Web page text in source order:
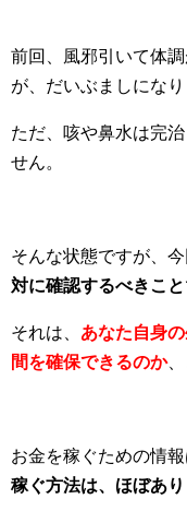
前回、風邪引いて体
が、だいぶましになり
ただ、咳や鼻水は完
せん。
そんな状態ですが、今
対に確認するべきこと
それは、 あなた自身
間を確保できるのか、
お金を稼ぐための情
稼ぐ方法は、ほぼあり